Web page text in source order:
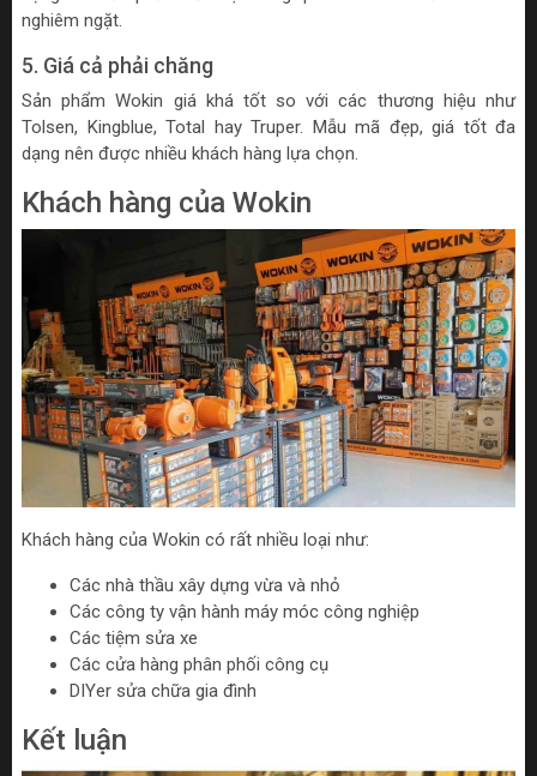
nghiêm ngặt.
5. Giá cả phải chăng
Sản phẩm Wokin giá khá tốt so với các thương hiệu như
Tolsen, Kingblue, Total hay Truper. Mẫu mã đẹp, giá tốt đa
dạng nên được nhiều khách hàng lựa chọn.
Khách hàng của Wokin
Khách hàng của Wokin có rất nhiều loại như:
Các nhà thầu xây dựng vừa và nhỏ
Các công ty vận hành máy móc công nghiệp
Các tiệm sửa xe
Các cửa hàng phân phối công cụ
DIYer sửa chữa gia đình
Kết luận